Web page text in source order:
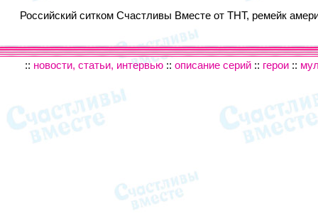
Российский ситком Счастливы Вместе от ТНТ, ремейк
:: новости, статьи, интервью :: описание серий :: герои ::